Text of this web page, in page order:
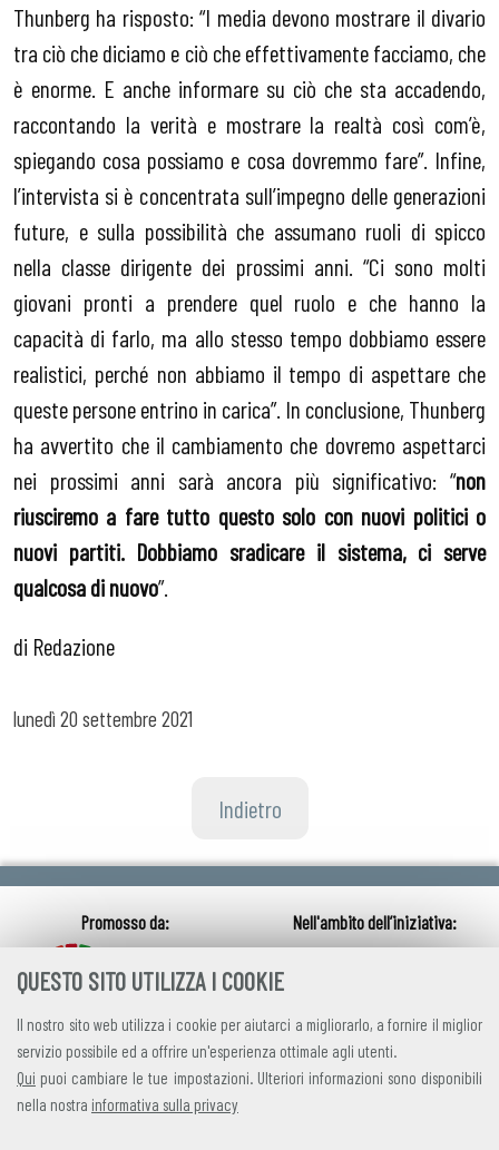
QUESTO SITO UTILIZZA I COOKIE
Il nostro sito web utilizza i cookie per aiutarci a migliorarlo, a fornire il miglior
servizio possibile ed a offrire un'esperienza ottimale agli utenti.
Qui puoi cambiare le tue impostazioni. Ulteriori informazioni sono disponibili
nella nostra informativa sulla privacy
Thunberg ha risposto: “I media devono mostrare il divario
tra ciò che diciamo e ciò che effettivamente facciamo, che
è enorme. E anche informare su ciò che sta accadendo,
raccontando la verità e mostrare la realtà così com’è,
spiegando cosa possiamo e cosa dovremmo fare”. Infine,
l’intervista si è concentrata sull’impegno delle generazioni
future, e sulla possibilità che assumano ruoli di spicco
nella classe dirigente dei prossimi anni. “Ci sono molti
giovani pronti a prendere quel ruolo e che hanno la
capacità di farlo, ma allo stesso tempo dobbiamo essere
realistici, perché non abbiamo il tempo di aspettare che
queste persone entrino in carica”. In conclusione, Thunberg
ha avvertito che il cambiamento che dovremo aspettarci
nei prossimi anni sarà ancora più significativo: “non
riusciremo a fare tutto questo solo con nuovi politici o
nuovi partiti. Dobbiamo sradicare il sistema, ci serve
qualcosa di nuovo”.
di Redazione
lunedì 20 settembre 2021
Indietro